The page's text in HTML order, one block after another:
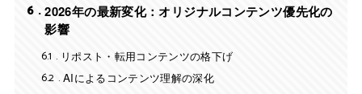
6
2026年の最新変化：オリジナルコンテンツ優先化の
影響
6.1
リポスト・転用コンテンツの格下げ
6.2 AIによるコンテンツ理解の深化